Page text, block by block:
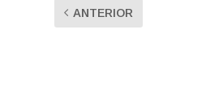
ANTERIOR